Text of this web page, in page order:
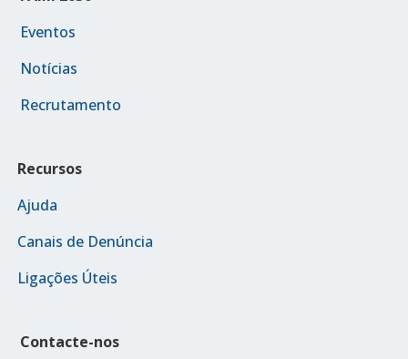
Eventos
Notícias
Recrutamento
Recursos
Ajuda
Canais de Denúncia
Ligações Úteis
Contacte-nos